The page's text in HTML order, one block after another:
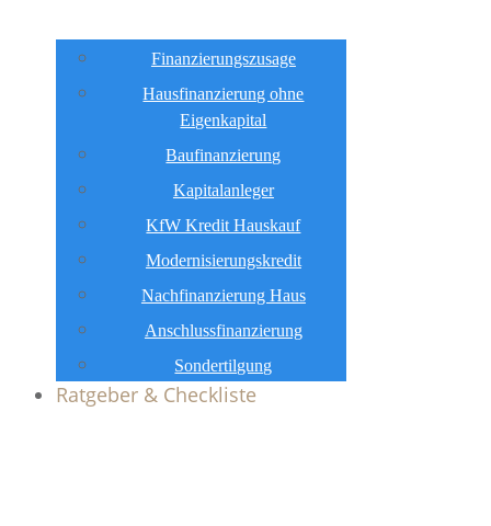
Finanzierungszusage
Hausfinanzierung ohne
Eigenkapital
Baufinanzierung
Kapitalanleger
KfW Kredit Hauskauf
Modernisierungskredit
Nachfinanzierung Haus
Anschlussfinanzierung
Sondertilgung
Ratgeber & Checkliste